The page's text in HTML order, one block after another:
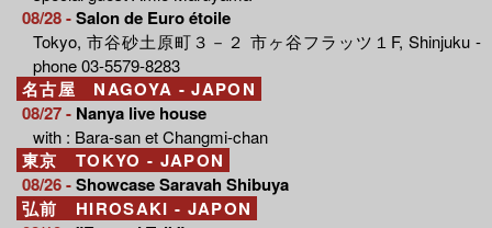
08/28 -Salon de Euro étoile
Tokyo, 市谷砂土原町３－２ 市ヶ谷フラッツ１F, Shinjuku -
phone 03-5579-8283
名古屋 NAGOYA - JAPON
08/27 - Nanya live house
with : Bara-san et Changmi-chan
東京 TOKYO - JAPON
08/26 -Showcase Saravah Shibuya
弘前 HIROSAKI - JAPON